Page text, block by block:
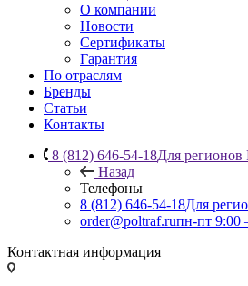
О компании
Новости
Сертификаты
Гарантия
По отраслям
Бренды
Статьи
Контакты
8 (812) 646-54-18Для регионов
Назад
Телефоны
8 (812) 646-54-18Для
order@poltraf.ruпн-пт 9:00
Контактная информация